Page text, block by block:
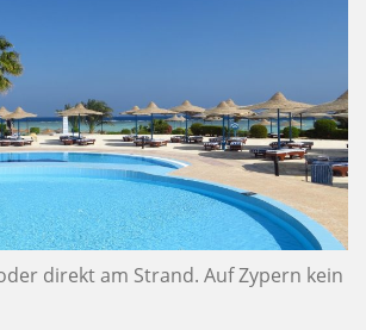
direkt am Strand. Auf Zypern kein